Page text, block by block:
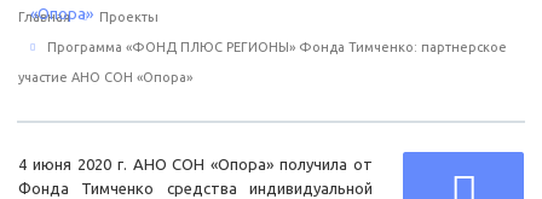
Главная Проекты
Программа «ФОНД ПЛЮС РЕГИОНЫ» Фонда Тимченко: партнерское
участие АНО СОН «Опора»
4 июня 2020 г. АНО СОН «Опора» получила от
Фонда Тимченко средства индивидуальной